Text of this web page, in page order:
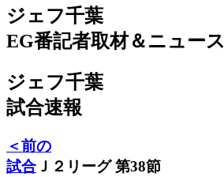
ジェフ千葉
EG番記者取材＆ニュース
ジェフ千葉
試合速報
＜前の
試合 Ｊ２リーグ 第38節